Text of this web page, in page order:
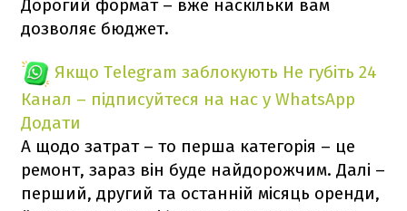
Дорогий формат – вже наскільки вам
дозволяє бюджет.
Якщо Telegram заблокують Не губіть 24
Канал – підписуйтеся на нас у WhatsApp
Додати
А щодо затрат – то перша категорія – це
ремонт, зараз він буде найдорожчим. Далі –
перший, другий та останній місяць оренди,